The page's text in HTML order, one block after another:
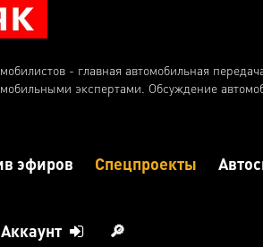
- главная автомобильная
экспертами. Обсуждение
эфиров Спецпроекты
Аккаунт 🔎